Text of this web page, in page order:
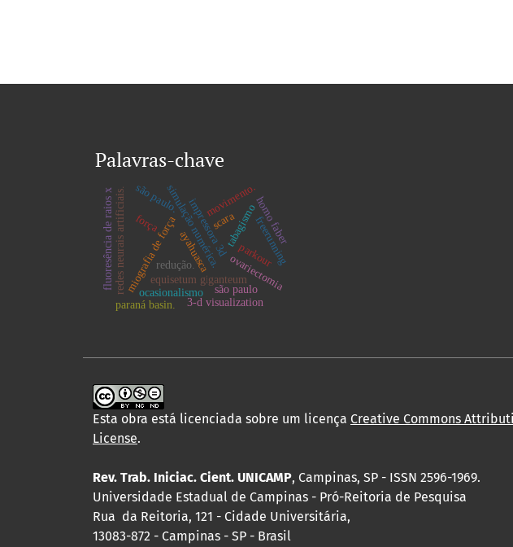
Palavras-chave
impressora 3d
scara
simulação numérica.
equisetum giganteumovariectomia
miografia de força
redes neurais artificiais. ayahuasca
tabagismo
redução.
ocasionalismo
força
movimento.
3-d visualization
paraná basin.
parkour
freerunning
são paulo.
fluoresência de raios x são paulo
homo faber
Esta obra está licenciada sobre um licença Creative Commons
License.
Rev. Trab. Iniciac. Cient. UNICAMP, Campinas, SP - ISSN 2596-1969.
Universidade Estadual de Campinas - Pró-Reitoria de Pesquisa
Rua da Reitoria, 121 - Cidade Universitária,
13083-872 - Campinas - SP - Brasil